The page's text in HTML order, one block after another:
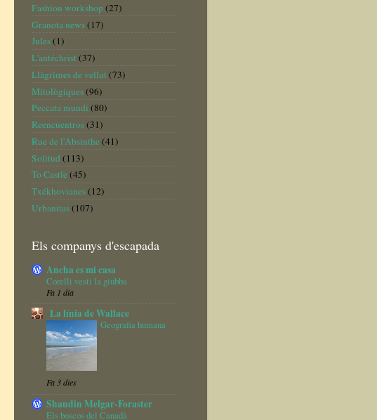
Fashion workshop (27)
Granota news(17)
Jules(1)
L'antéchrist (37)
Llàgrimes de vellut (73)
Mitològiques(96)
Peccata mundi (80)
Reencuentros(31)
Rue de l'Absinthe (41)
Solitud (113)
To Castle (45)
Txékhovianes(12)
Urbanitas(107)
Els companys d'escapada
Ancha es mi casa
Corelli vesti la giubba
Fa 1 dia
La línia de Wallace
Geografia humana
Fa 3 dies
Shaudin Melgar-Foraster
Els boscos del Canadà